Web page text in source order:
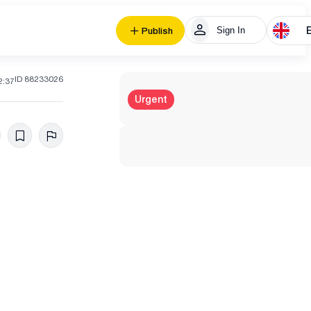
Publish Sign In
ID 88233026
Urgent